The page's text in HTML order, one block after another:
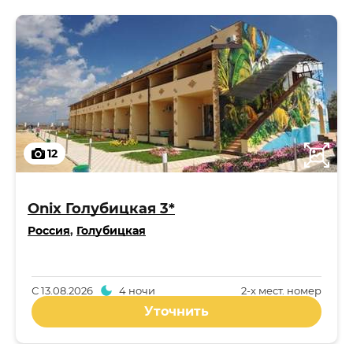
12
Onix Голубицкая 3*
Россия, Голубицкая
2-x мест. номер
С13.08.2026 4 ночи
Уточнить